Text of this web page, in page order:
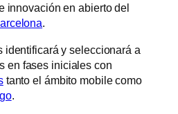
innovación en abierto del
.
identificará y seleccionará a
en fases iniciales con
tanto el ámbito mobile como
.